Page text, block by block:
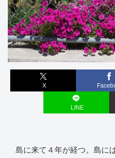
X
LINE
島に来て４年が経つ。島に